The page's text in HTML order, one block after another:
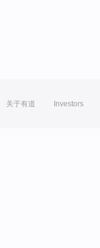
关于有道 Investors